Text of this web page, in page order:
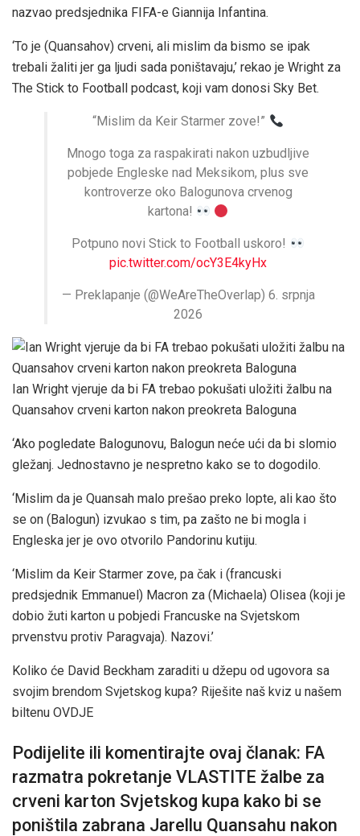
nazvao predsjednika FIFA-e Giannija Infantina.
‘To je (Quansahov) crveni, ali mislim da bismo se ipak
trebali žaliti jer ga ljudi sada poništavaju,’ rekao je Wright za
The Stick to Football podcast, koji vam donosi Sky Bet.
“Mislim da Keir Starmer zove!”
Mnogo toga za raspakirati nakon uzbudljive
pobjede Engleske nad Meksikom, plus sve
kontroverze oko Balogunova crvenog
kartona!
Potpuno novi Stick to Football uskoro!
pic.twitter.com/ocY3E4kyHx
— Preklapanje (@WeAreTheOverlap) 6. srpnja
2026
Ian Wright vjeruje da bi FA trebao pokušati uložiti žalbu na
Quansahov crveni karton nakon preokreta Baloguna
‘Ako pogledate Balogunovu, Balogun neće ući da bi slomio
gležanj. Jednostavno je nespretno kako se to dogodilo.
‘Mislim da je Quansah malo prešao preko lopte, ali kao što
se on (Balogun) izvukao s tim, pa zašto ne bi mogla i
Engleska jer je ovo otvorilo Pandorinu kutiju.
‘Mislim da Keir Starmer zove, pa čak i (francuski
predsjednik Emmanuel) Macron za (Michaela) Olisea (koji je
dobio žuti karton u pobjedi Francuske na Svjetskom
prvenstvu protiv Paragvaja). Nazovi.’
Koliko će David Beckham zaraditi u džepu od ugovora sa
svojim brendom Svjetskog kupa? Riješite naš kviz u našem
biltenu OVDJE
Podijelite ili komentirajte ovaj članak: FA
razmatra pokretanje VLASTITE žalbe za
crveni karton Svjetskog kupa kako bi se
poništila zabrana Jarellu Quansahu nakon